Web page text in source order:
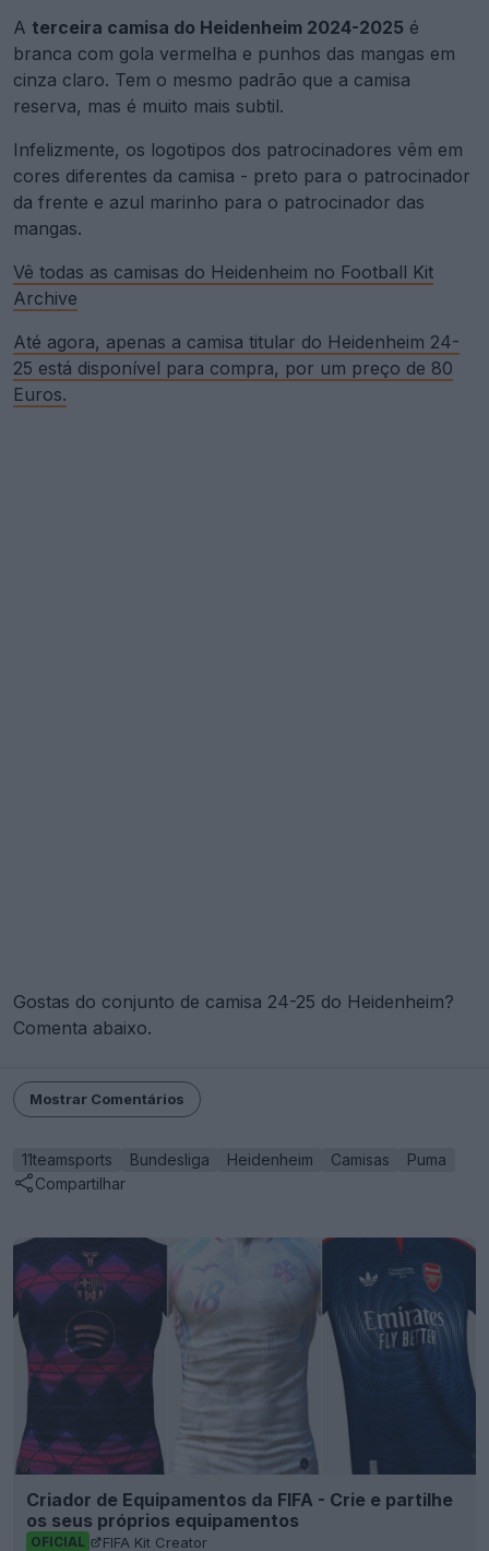
A terceira camisa do Heidenheim 2024-2025 é
branca com gola vermelha e punhos das mangas em
cinza claro. Tem o mesmo padrão que a camisa
reserva, mas é muito mais subtil.
Infelizmente, os logotipos dos patrocinadores vêm em
cores diferentes da camisa - preto para o patrocinador
da frente e azul marinho para o patrocinador das
mangas.
Vê todas as camisas do Heidenheim no Football Kit
Archive
Até agora, apenas a camisa titular do Heidenheim 24-
25 está disponível para compra, por um preço de 80
Euros.
Gostas do conjunto de camisa 24-25 do Heidenheim?
Comenta abaixo.
Mostrar Comentários
11teamsports Bundesliga Heidenheim Camisas
Puma
Compartilhar
Criador de Equipamentos da FIFA - Crie e partilhe
os seus próprios equipamentos
OFICIAL FIFA Kit Creator